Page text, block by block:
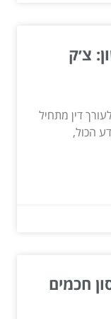
צ׳ק
דין מתחיל
הכול,
חכמים